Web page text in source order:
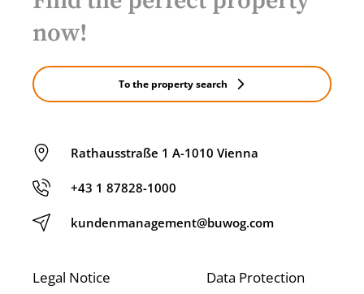
Rathausstraße 1 A-1010 Vienna
+43 1 87828-1000
kundenmanagement@buwog.com
Legal Notice Data Protection
now!
To the property search